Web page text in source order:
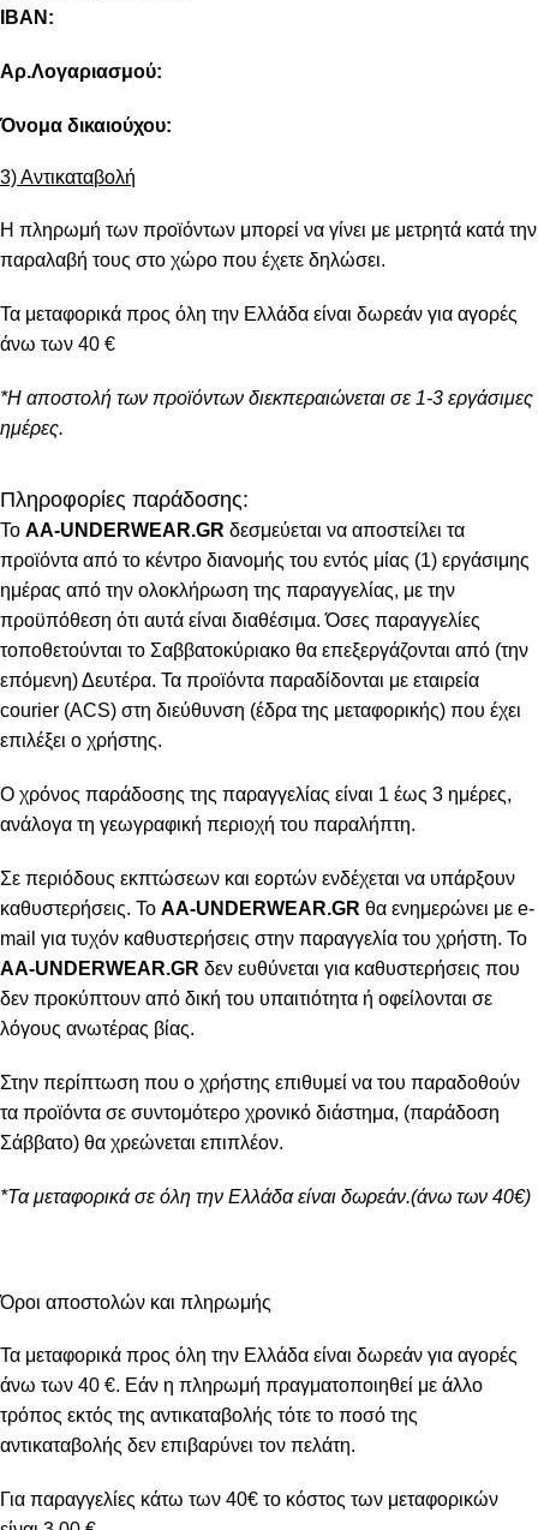
IBAN:
Αρ.Λογαριασμού:
Όνομα δικαιούχου:
3) Αντικαταβολή
Η πληρωμή των προϊόντων μπορεί να γίνει με μετρητά κατά την
παραλαβή τους στο χώρο που έχετε δηλώσει.
Τα μεταφορικά προς όλη την Ελλάδα είναι δωρεάν για αγορές
άνω των 40 €
*Η αποστολή των προϊόντων διεκπεραιώνεται σε 1-3 εργάσιμες
ημέρες.
Πληροφορίες παράδοσης:
To AA-UNDERWEAR.GR δεσμεύεται να αποστείλει τα
προϊόντα από το κέντρο διανομής του εντός μίας (1) εργάσιμης
ημέρας από την ολοκλήρωση της παραγγελίας, με την
προϋπόθεση ότι αυτά είναι διαθέσιμα. Όσες παραγγελίες
τοποθετούνται το Σαββατοκύριακο θα επεξεργάζονται από (την
επόμενη) Δευτέρα. Τα προϊόντα παραδίδονται με εταιρεία
courier (ACS) στη διεύθυνση (έδρα της μεταφορικής) που έχει
επιλέξει ο χρήστης.
Ο χρόνος παράδοσης της παραγγελίας είναι 1 έως 3 ημέρες,
ανάλογα τη γεωγραφική περιοχή του παραλήπτη.
Σε περιόδους εκπτώσεων και εορτών ενδέχεται να υπάρξουν
καθυστερήσεις. Το AA-UNDERWEAR.GR θα ενημερώνει με e-
mail για τυχόν καθυστερήσεις στην παραγγελία του χρήστη. Το
AA-UNDERWEAR.GR δεν ευθύνεται για καθυστερήσεις που
δεν προκύπτουν από δική του υπαιτιότητα ή οφείλονται σε
λόγους ανωτέρας βίας.
Στην περίπτωση που ο χρήστης επιθυμεί να του παραδοθούν
τα προϊόντα σε συντομότερο χρονικό διάστημα, (παράδοση
Σάββατο) θα χρεώνεται επιπλέον.
*Τα μεταφορικά σε όλη την Ελλάδα είναι δωρεάν.(άνω των 40€)
Όροι αποστολών και πληρωμής
Τα μεταφορικά προς όλη την Ελλάδα είναι δωρεάν για αγορές
άνω των 40 €. Εάν η πληρωμή πραγματοποιηθεί με άλλο
τρόπος εκτός της αντικαταβολής τότε το ποσό της
αντικαταβολής δεν επιβαρύνει τον πελάτη.
Για παραγγελίες κάτω των 40€ το κόστος των μεταφορικών